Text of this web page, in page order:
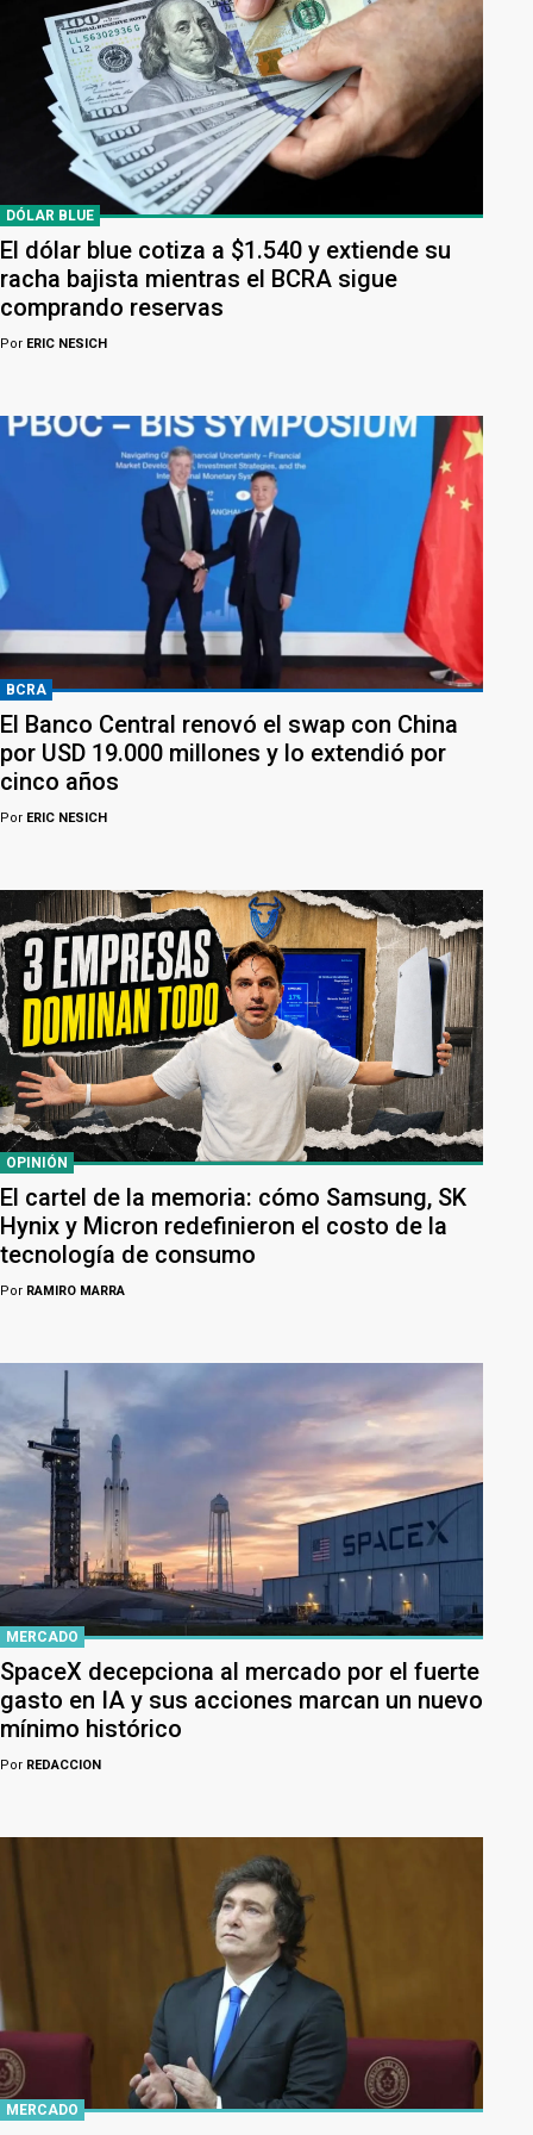
DÓLAR BLUE
El dólar blue cotiza a $1.540 y extiende su
racha bajista mientras el BCRA sigue
comprando reservas
Por ERIC NESICH
BCRA
El Banco Central renovó el swap con China
por USD 19.000 millones y lo extendió por
cinco años
Por ERIC NESICH
OPINIÓN
El cartel de la memoria: cómo Samsung, SK
Hynix y Micron redefinieron el costo de la
tecnología de consumo
Por RAMIRO MARRA
MERCADO
SpaceX decepciona al mercado por el fuerte
gasto en IA y sus acciones marcan un nuevo
mínimo histórico
Por REDACCION
MERCADO